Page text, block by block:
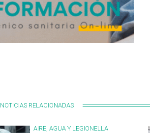
NOTICIAS RELACIONADAS
AIRE, AGUA Y LEGIONELLA